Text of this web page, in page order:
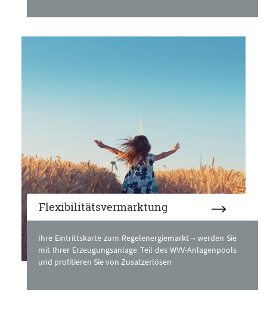
Flexibilitätsvermarktung
Ihre Eintrittskarte zum Regelenergiemarkt ¬ werden Sie
mit Ihrer Erzeugungsanlage Teil des WVV-Anlagenpools
und profitieren Sie von Zusatzerlösen